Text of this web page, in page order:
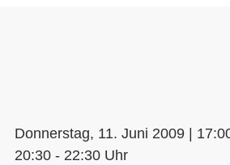
Donnerstag, 11. Juni 2009 |
20:30 - 22:30 Uhr